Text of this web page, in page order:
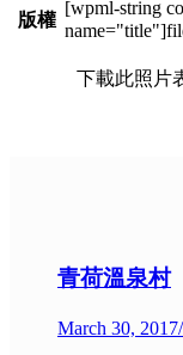
版權
下載此照片
青荷溫泉村
March 30, 2017/